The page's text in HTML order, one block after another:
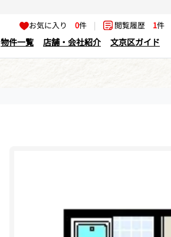
お気に入り0件 | 閲覧履歴 1件
物件一覧 店舗・会社紹介 文京区ガイド